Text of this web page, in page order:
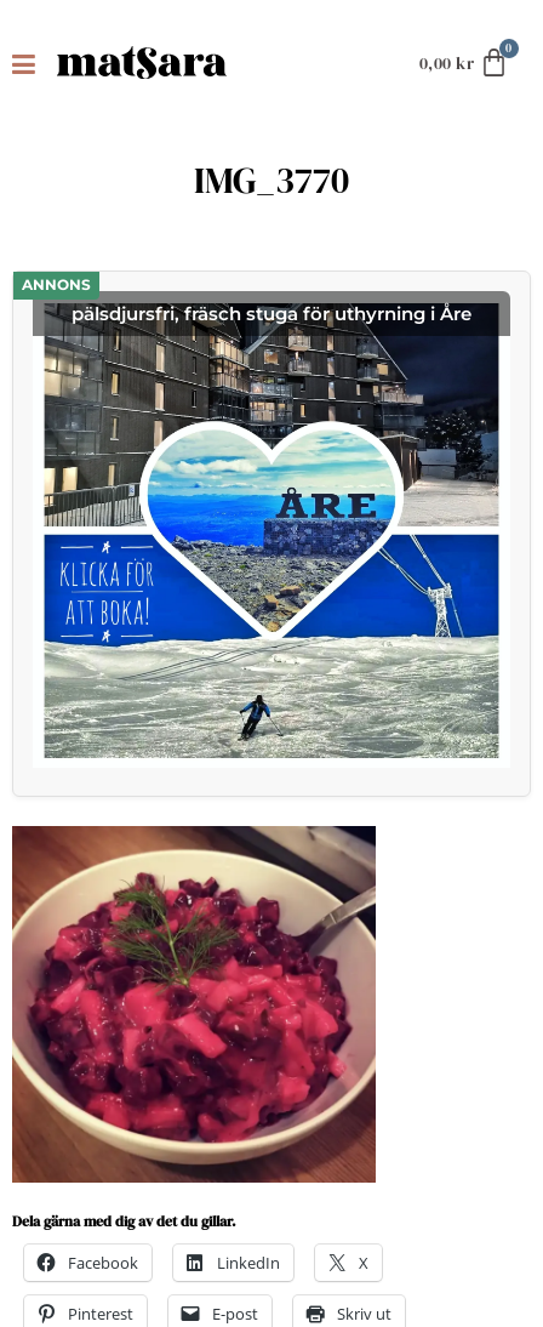
0,00 kr
IMG_3770
ANNONS
pälsdjursfri, fräsch stuga för uthyrning i Åre
Dela gärna med dig av det du gillar.
Facebook LinkedIn X
Pinterest E-post Skriv ut